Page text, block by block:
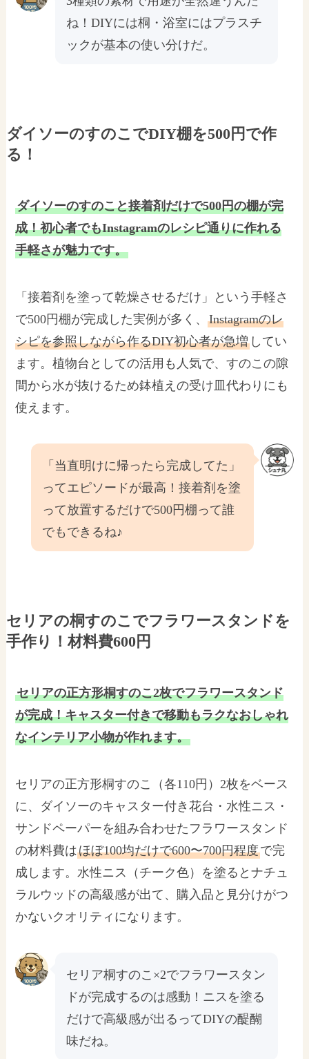
ね！DIYには桐・浴室にはプラスチ
ックが基本の使い分けだ。
ダイソーのすのこでDIY棚を500円で作
る！
ダイソーのすのこと接着剤だけで500円の棚が完
成！初心者でもInstagramのレシピ通りに作れる
手軽さが魅力です。
「接着剤を塗って乾燥させるだけ」という手軽さ
で500円棚が完成した実例が多く、Instagramのレ
シピを参照しながら作るDIY初心者が急増 してい
ます。植物台としての活用も人気で、すのこの隙
間から水が抜けるため鉢植えの受け皿代わりにも
使えます。
「当直明けに帰ったら完成してた」
ってエピソードが最高！接着剤を塗
って放置するだけで500円棚って誰
でもできるね♪
セリアの桐すのこでフラワースタンドを
手作り！材料費600円
セリアの正方形桐すのこ2枚でフラワースタンド
が完成！キャスター付きで移動もラクなおしゃれ
なインテリア小物が作れます。
セリアの正方形桐すのこ（各110円）2枚をベース
に、ダイソーのキャスター付き花台・水性ニス・
サンドペーパーを組み合わせたフラワースタンド
の材料費はほぼ100均だけで600〜700円程度で完
成します。水性ニス（チーク色）を塗るとナチュ
ラルウッドの高級感が出て、購入品と見分けがつ
かないクオリティになります。
セリア桐すのこ×2でフラワースタン
ドが完成するのは感動！ニスを塗る
だけで高級感が出るってDIYの醍醐
味だね。